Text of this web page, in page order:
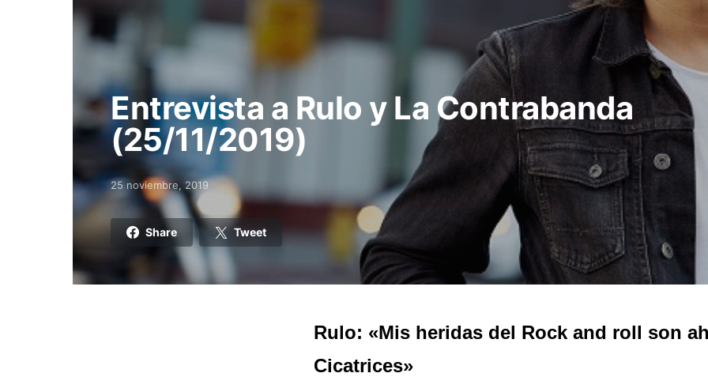
Entrevista a Rulo y La Contrabanda
(25/11/2019)
Posted on
25 noviembre, 2019
Share Tweet
Rulo: «Mis heridas del Rock and roll son
Cicatrices»